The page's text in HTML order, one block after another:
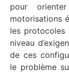
pour
motorisations
les protocoles
niveau
de ces
le problème